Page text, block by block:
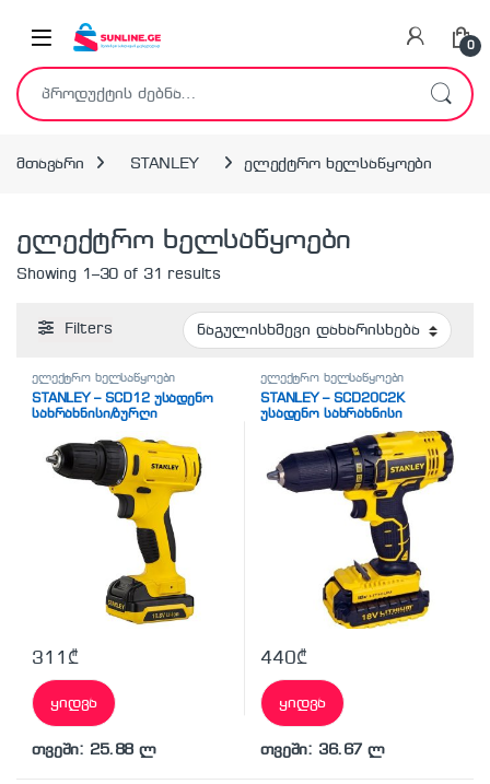
0
ძებნა:
მთავარი STANLEY ელექტრო ხელსაწყოები
ელექტრო ხელსაწყოები
Showing 1–30 of 31 results
Filters
ელექტრო ხელსაწყოები
STANLEY – SCD12 უსადენო
სახრახნისი/ბურღი
311 ₾
ყიდვა
თვეში: 25.88 ლ
ელექტრო ხელსაწყოები
STANLEY – SCD20C2K
უსადენო სახრახნისი
440₾
ყიდვა
თვეში: 36.67 ლ